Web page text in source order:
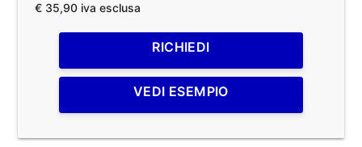
€ 35,90 iva esclusa
RICHIEDI
VEDI ESEMPIO